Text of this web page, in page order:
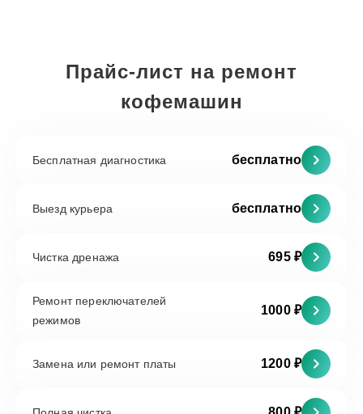
Прайс-лист на ремонт
кофемашин
Бесплатная диагностика бесплатно
Выезд курьера бесплатно
Чистка дренажа 695 ₽
Ремонт переключателей
режимов
1000 ₽
Замена или ремонт платы 1200 ₽